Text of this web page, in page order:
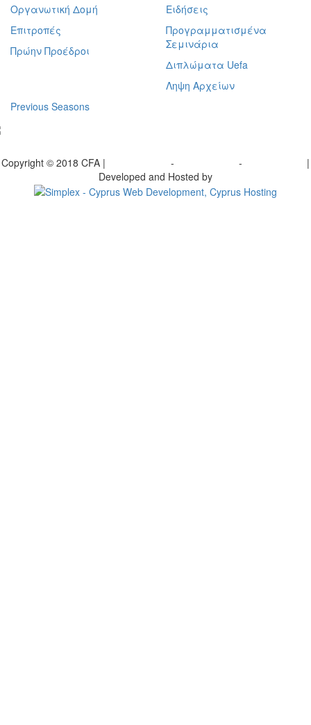
Οργανωτική Δομή
Επιτροπές
Πρώην Προέδροι
Ειδήσεις
Προγραμματισμένα
Σεμινάρια
Διπλώματα Uefa
Ληψη Αρχείων
Previous Seasons
Copyright © 2018 CFA | - -
|
Developed and Hosted by